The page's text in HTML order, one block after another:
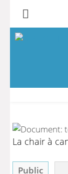
La chair à
Public